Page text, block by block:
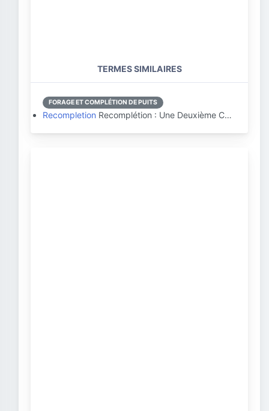
TERMES SIMILAIRES
FORAGE ET COMPLÉTION DE PUITS
Recompletion Recomplétion : Une Deuxième C…